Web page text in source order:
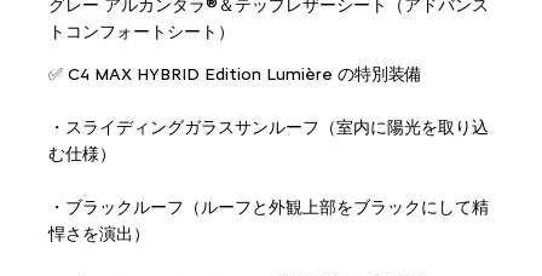
グレー アルカンタラ®＆テップレザーシート（アドバンス
トコンフォートシート）
✅ C4 MAX HYBRID Edition Lumière の特別装備
・スライディングガラスサンルーフ（室内に陽光を取り込
む仕様）
・ブラックルーフ（ルーフと外観上部をブラックにして精
悍さを演出）